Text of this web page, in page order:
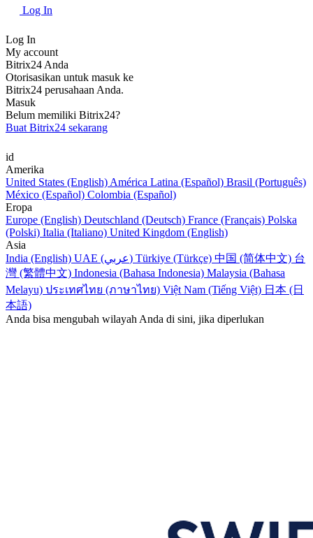
Log In
Log In
My account
Bitrix24 Anda
Otorisasikan untuk masuk ke
Bitrix24 perusahaan Anda.
Masuk
Belum memiliki Bitrix24?
Buat Bitrix24 sekarang
id
Amerika
United States (English) América Latina (Español) Brasil (Português)
México (Español) Colombia (Español)
Eropa
Europe (English) Deutschland (Deutsch) France (Français) Polska
(Polski) Italia (Italiano) United Kingdom (English)
Asia
India (English)
UAE (عربي) Türkiye (Türkçe) 中国 (简体中文) 台
灣 (繁體中文) Indonesia (Bahasa Indonesia) Malaysia (Bahasa
Melayu) ประเทศไทย (ภาษาไทย) Việt Nam (Tiếng Việt) 日本 (日
本語)
Anda bisa mengubah wilayah Anda di sini, jika diperlukan